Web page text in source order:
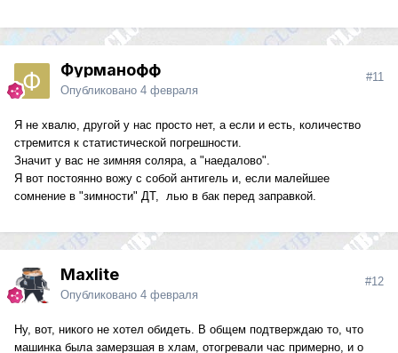
Фурманофф
Опубликовано 4 февраля
#11
Я не хвалю, другой у нас просто нет, а если и есть, количество
стремится к статистической погрешности.
Значит у вас не зимняя соляра, а "наедалово".
Я вот постоянно вожу с собой антигель и, если малейшее
сомнение в "зимности" ДТ, лью в бак перед заправкой.
Maxlite
Опубликовано 4 февраля
#12
Ну, вот, никого не хотел обидеть. В общем подтверждаю то, что
машинка была замерзшая в хлам, отогревали час примерно, и о